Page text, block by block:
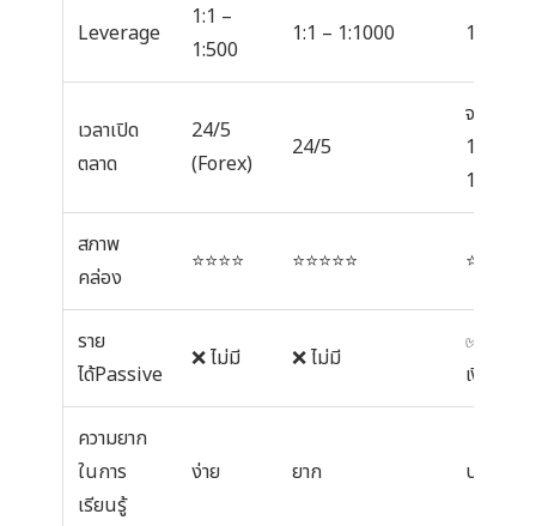
Leverage
1:1 –
1:500
1:1 – 1:1000 1:1 – 1:3
เวลาเปิด
ตลาด
24/5
(Forex)
24/5
จ-ศ
10:00-
16:30
สภาพ
คล่อง
⭐⭐⭐⭐ ⭐⭐⭐⭐⭐ ⭐⭐⭐
ราย
ได้Passive
❌ ไม่มี ❌ ไม่มี
✅
เงินปัน
ความยาก
ในการ
เรียนรู้
ง่าย ยาก ปานกลา